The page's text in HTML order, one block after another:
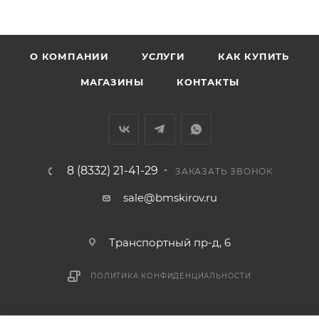
раньше связаться с менеджером, либо с отделом
ВАЖНО: Покупатель обязан обеспечить наличие
отказаться от доставки. Стоимость повторной
Доставка заказов по России не осуществляется.
О КОМПАНИИ УСЛУГИ КАК КУПИТЬ
МАГАЗИНЫ КОНТАКТЫ
8 (8332) 21-41-29 ЗАКАЗАТЬ ЗВОНОК
sale@bmskirov.ru
Транспортный пр-д, 6
ПОЛИТИКА КОНФИДЕНЦИАЛЬНОСТИ